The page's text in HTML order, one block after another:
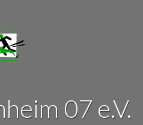
07 e.V.